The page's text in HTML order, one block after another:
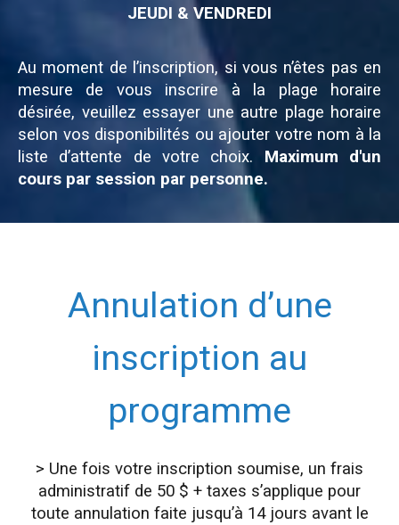
JEUDI & VENDREDI
Au moment de l’inscription, si vous n’êtes pas en
mesure de vous inscrire à la plage horaire
désirée, veuillez essayer une autre plage horaire
selon vos disponibilités ou ajouter votre nom à la
liste d’attente de votre choix. Maximum d'un
cours par session par personne.
Annulation d’une
inscription au
programme
> Une fois votre inscription soumise, un frais
administratif de 50 $ + taxes s’applique pour
toute annulation faite jusqu’à 14 jours avant le